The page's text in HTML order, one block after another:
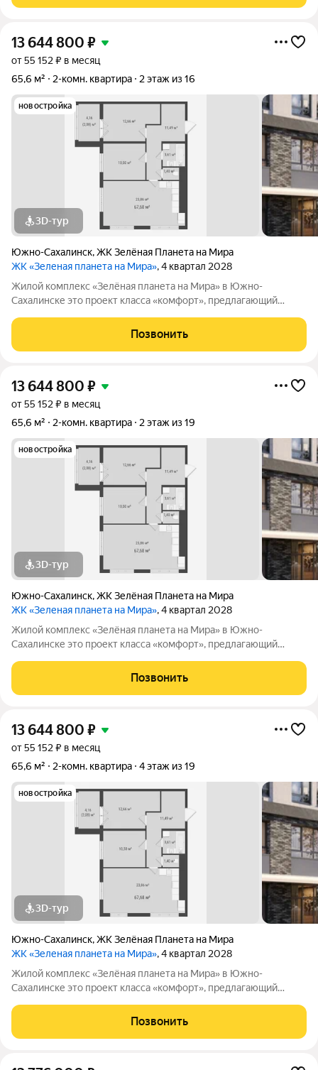
13 644 800 ₽
от 55 152 ₽ в месяц
65,6 м²
2-комн. квартира 2 этаж из 16
новостройка
3D-тур
Южно-Сахалинск,ЖК Зелёная Планета на Мира
ЖК «Зеленая планета на Мира», 4 квартал 2028
Жилой комплекс «Зелёная планета на Мира» в Южно-
Сахалинске это проект класса «комфорт», предлагающий
до 19 этажей, и каждая квартира продумана до мелочей.
Удобное расположение жилого
Позвонить
13 644 800 ₽
от 55 152 ₽ в месяц
65,6 м²
2-комн. квартира 2 этаж из 19
новостройка
3D-тур
Южно-Сахалинск,ЖК Зелёная Планета на Мира
ЖК «Зеленая планета на Мира», 4 квартал 2028
Жилой комплекс «Зелёная планета на Мира» в Южно-
Сахалинске это проект класса «комфорт», предлагающий
до 19 этажей, и каждая квартира продумана до мелочей.
Удобное расположение жилого
Позвонить
13 644 800 ₽
от 55 152 ₽ в месяц
65,6 м²
2-комн. квартира 4 этаж из 19
новостройка
3D-тур
Южно-Сахалинск,ЖК Зелёная Планета на Мира
ЖК «Зеленая планета на Мира», 4 квартал 2028
Жилой комплекс «Зелёная планета на Мира» в Южно-
Сахалинске это проект класса «комфорт», предлагающий
до 19 этажей, и каждая квартира продумана до мелочей.
Удобное расположение жилого
Позвонить